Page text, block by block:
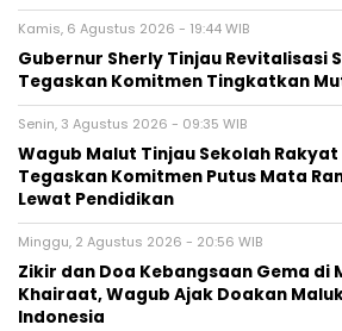
Kamis, 6 Agustus 2026 - 19:44 WIB
Gubernur Sherly Tinjau Revitalisasi
Tegaskan Komitmen Tingkatkan
Senin, 3 Agustus 2026 - 09:35 WIB
Wagub Malut Tinjau Sekolah
Tegaskan Komitmen Putus Mata
Lewat Pendidikan
Minggu, 2 Agustus 2026 - 20:56 WIB
Zikir dan Doa Kebangsaan Gema di
Khairaat, Wagub Ajak Doakan
Indonesia